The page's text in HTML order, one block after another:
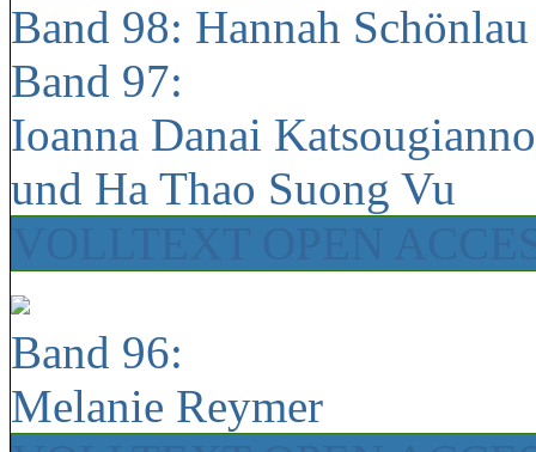
Band 98: Hannah
Band 97:
Ioanna Danai
und Ha Thao Suong Vu
Band 96:
Melanie Reymer